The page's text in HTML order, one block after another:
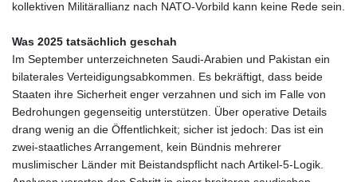
DJF 205.267449
DZD 152.967099
EGP 57.293288
ERN 17.342035
ETB 186.049588
FJD 2.553384
FKP 0.857252
GBP 0.858527
kollektiven Militärallianz nach NATO‑Vorbild kann keine Rede sein.
Was 2025 tatsächlich geschah
Im September unterzeichneten Saudi‑Arabien und Pakistan ein
bilaterales Verteidigungsabkommen. Es bekräftigt, dass beide
Staaten ihre Sicherheit enger verzahnen und sich im Falle von
Bedrohungen gegenseitig unterstützen. Über operative Details
drang wenig an die Öffentlichkeit; sicher ist jedoch: Das ist ein
zwei‑staatliches Arrangement, kein Bündnis mehrerer
muslimischer Länder mit Beistandspflicht nach Artikel‑5‑Logik.